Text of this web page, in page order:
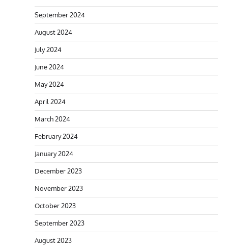
September 2024
August 2024
July 2024
June 2024
May 2024
April 2024
March 2024
February 2024
January 2024
December 2023
November 2023
October 2023
September 2023
August 2023